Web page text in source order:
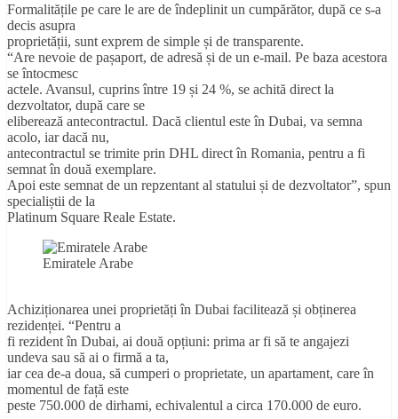
Formalitățile pe care le are de îndeplinit un cumpărător, după ce s-a
decis asupra
proprietății, sunt exprem de simple și de transparente.
“Are nevoie de pașaport, de adresă și de un e-mail. Pe baza acestora
se întocmesc
actele. Avansul, cuprins între 19 și 24 %, se achită direct la
dezvoltator, după care se
eliberează antecontractul. Dacă clientul este în Dubai, va semna
acolo, iar dacă nu,
antecontractul se trimite prin DHL direct în Romania, pentru a fi
semnat în două exemplare.
Apoi este semnat de un repzentant al statului și de dezvoltator”, spun
specialiștii de la
Platinum Square Reale Estate.
Emiratele Arabe
Achiziționarea unei proprietăți în Dubai facilitează și obținerea
rezidenței. “Pentru a
fi rezident în Dubai, ai două opțiuni: prima ar fi să te angajezi
undeva sau să ai o firmă a ta,
iar cea de-a doua, să cumperi o proprietate, un apartament, care în
momentul de față este
peste 750.000 de dirhami, echivalentul a circa 170.000 de euro.